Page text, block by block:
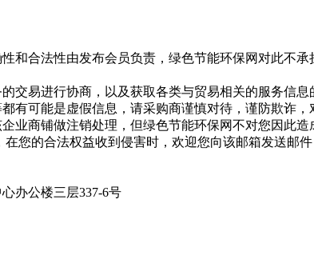
和合法性由发布会员负责，绿色节能环保网对此不
交易进行协商，以及获取各类与贸易相关的服务信
有可能是虚假信息，请采购商谨慎对待，谨防欺诈
业商铺做注销处理，但绿色节能环保网不对您因此造
在您的合法权益收到侵害时，欢迎您向该邮箱发送
办公楼三层337-6号